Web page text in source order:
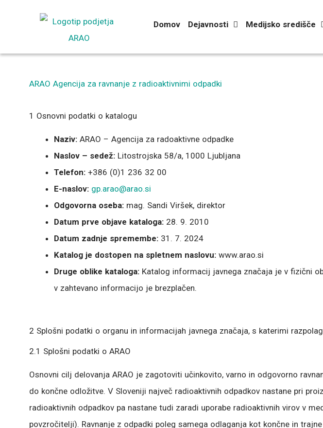
Domov Dejavnosti Medijsko središče
ARAO Agencija za ravnanje z radioaktivnimi odpadki
1 Osnovni podatki o katalogu
Naziv: ARAO – Agencija za radoaktivne odpadke
Naslov – sedež: Litostrojska 58/a, 1000 Ljubljana
Telefon: +386 (0)1 236 32 00
E-naslov: gp.arao@arao.si
Odgovorna oseba: mag. Sandi Viršek, direktor
Datum prve objave kataloga: 28. 9. 2010
Datum zadnje spremembe: 31. 7. 2024
Katalog je dostopen na spletnem naslovu: www.arao.si
Druge oblike kataloga: Katalog informacij javnega značaja je v fizični
v zahtevano informacijo je brezplačen.
2 Splošni podatki o organu in informacijah javnega značaja, s katerimi
2.1 Splošni podatki o ARAO
Osnovni cilj delovanja ARAO je zagotoviti učinkovito, varno in odgovorno
do končne odložitve. V Sloveniji največ radioaktivnih odpadkov nastane pri
radioaktivnih odpadkov pa nastane tudi zaradi uporabe radioaktivnih virov v
povzročitelji). Ravnanje z odpadki poleg samega odlaganja kot končne in